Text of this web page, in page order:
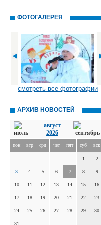
ФОТОГАЛЕРЕЯ
смотреть все фотографии
АРХИВ НОВОСТЕЙ
август
2026
пон втр срд чет пят суб вск
1 2
3 4 5 6 7 8 9
10 11 12 13 14 15 16
17 18 19 20 21 22 23
24 25 26 27 28 29 30
31